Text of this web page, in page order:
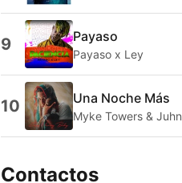
9 Payaso
Payaso x Ley
10 Una Noche Más
Myke Towers & Juhn
Contactos